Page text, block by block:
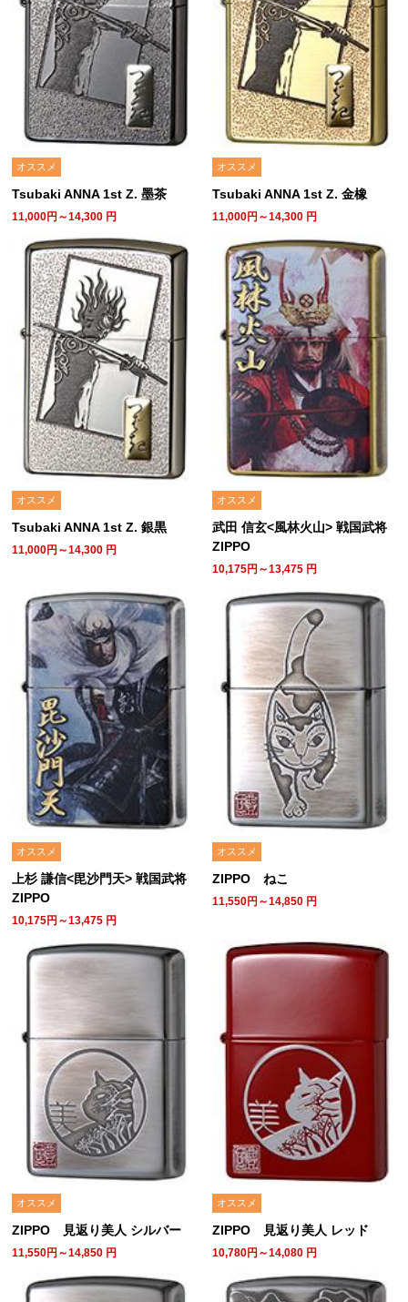
オススメ
Tsubaki ANNA 1st Z. 墨茶
11,000円～14,300 円
オススメ
Tsubaki ANNA 1st Z. 金橡
11,000円～14,300 円
オススメ
Tsubaki ANNA 1st Z. 銀黒
11,000円～14,300 円
オススメ
武田 信玄<風林火山> 戦国武将
ZIPPO
10,175円～13,475 円
オススメ
上杉 謙信<毘沙門天> 戦国武将
ZIPPO
10,175円～13,475 円
オススメ
ZIPPO ねこ
11,550円～14,850 円
オススメ
ZIPPO 見返り美人 シルバー
11,550円～14,850 円
オススメ
ZIPPO 見返り美人 レッド
10,780円～14,080 円